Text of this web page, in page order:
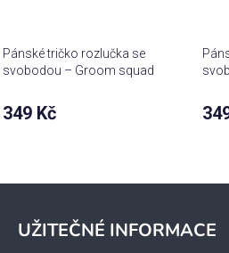
Pánské tričko rozlučka se
svobodou – Groom squad
349 Kč
UŽITEČNÉ INFORMACE